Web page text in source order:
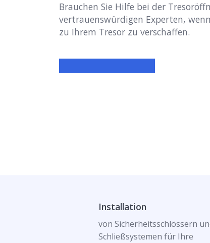
Brauchen Sie Hilfe bei der
vertrauenswürdigen Experten,
zu Ihrem Tresor zu verschaffen.
Installation
von Sicherheitsschlössern
Schließsystemen für Ihre